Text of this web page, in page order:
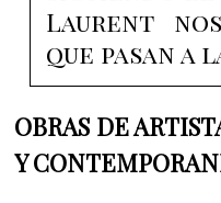
Laurent
que pasan a
OBRAS DE
Y